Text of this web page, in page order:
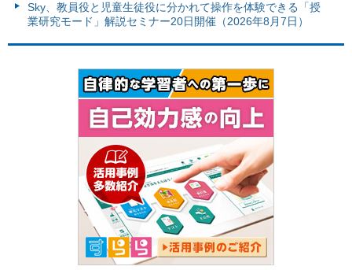
Sky、教員役と児童生徒役に分かれて操作を体験できる「授
業研究モード」解説セミナー20日開催（2026年8月7日）